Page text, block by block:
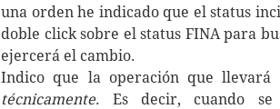
una orden he indicado que el status
doble click sobre el status FINA para
ejercerá el cambio.
Indico que la operación que
técnicamente. Es decir, cuando se